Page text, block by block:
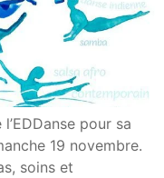
pour sa
19 novembre.
soins et